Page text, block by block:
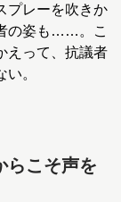
プレーを吹きか
の姿も……。こ
えって、抗議者
。
らこそ声を